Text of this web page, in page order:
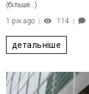
(більше…)
1 рік ago
114
детальніше